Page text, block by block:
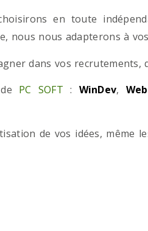
en toute
nous adapterons à
dans vos
PC SOFT : WinDev,
de vos idées, même